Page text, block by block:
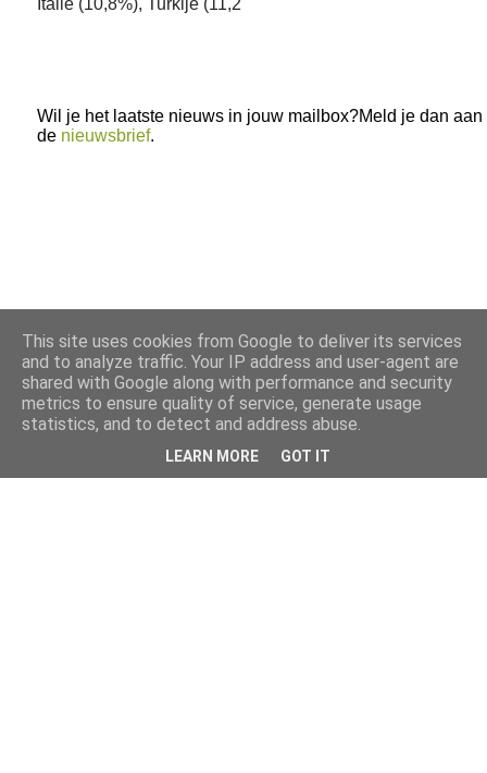
Italië (10,8%), Turkije (11,2
Wil je het laatste nieuws in jouw mailbox?Meld je dan aan
de nieuwsbrief.
This site uses cookies from Google to deliver its services
and to analyze traffic. Your IP address and user-agent are
shared with Google along with performance and security
metrics to ensure quality of service, generate usage
statistics, and to detect and address abuse.
LEARN MORE GOT IT